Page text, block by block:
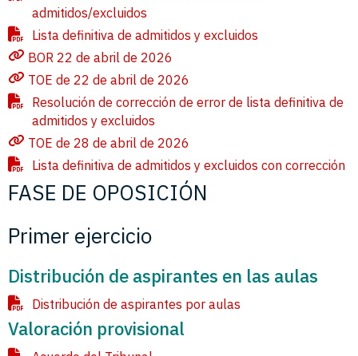
admitidos/excluidos
Lista definitiva de admitidos y excluidos
BOR 22 de abril de 2026
TOE de 22 de abril de 2026
Resolución de corrección de error de lista definitiva de
admitidos y excluidos
TOE de 28 de abril de 2026
Lista definitiva de admitidos y excluidos con corrección
FASE DE OPOSICIÓN
Primer ejercicio
Distribución de aspirantes en las aulas
Distribución de aspirantes por aulas
Valoración provisional